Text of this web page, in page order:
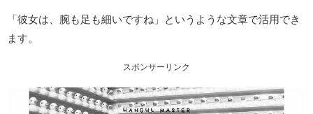
「彼女は、腕も足も細いですね」というような文章で活用でき
ます。
スポンサーリンク